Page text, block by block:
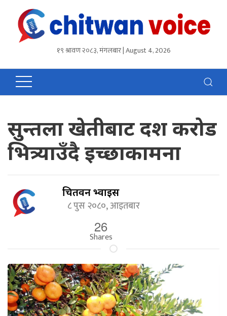
१९ श्रावण २०८३, मंगलबार | August 4, 2026
सुन्तला खेतीबाट दश करोड
भित्र्याउँदै इच्छाकामना
चितवन भ्वाईस
८ पुस २०८०, आइतबार
26
Shares